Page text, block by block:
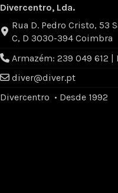
Divercentro, Lda.
Rua D. Pedro Cristo, 53
C, D 3030-394 Coimbra
Armazém: 239 049 612
diver@diver.pt
Divercentro • Desde 1992